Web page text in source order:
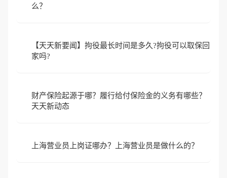
么？
【天天新要闻】拘役最长时间是多久?拘役可以取保回
家吗?
财产保险起源于哪？履行给付保险金的义务有哪些？
天天新动态
上海营业员上岗证哪办？上海营业员是做什么的？